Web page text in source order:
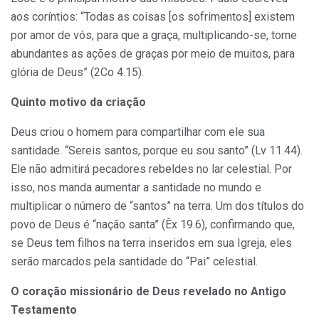
aos coríntios: “Todas as coisas [os sofrimentos] existem
por amor de vós, para que a graça, multiplicando-se, torne
abundantes as ações de graças por meio de muitos, para
glória de Deus” (2Co 4.15).
Quinto motivo da criação
Deus criou o homem para compartilhar com ele sua
santidade. “Sereis santos, porque eu sou santo” (Lv 11.44).
Ele não admitirá pecadores rebeldes no lar celestial. Por
isso, nos manda aumentar a santidade no mundo e
multiplicar o número de “santos” na terra. Um dos títulos do
povo de Deus é “nação santa” (Êx 19.6), confirmando que,
se Deus tem filhos na terra inseridos em sua Igreja, eles
serão marcados pela santidade do “Pai” celestial.
O coração missionário de Deus revelado no Antigo
Testamento